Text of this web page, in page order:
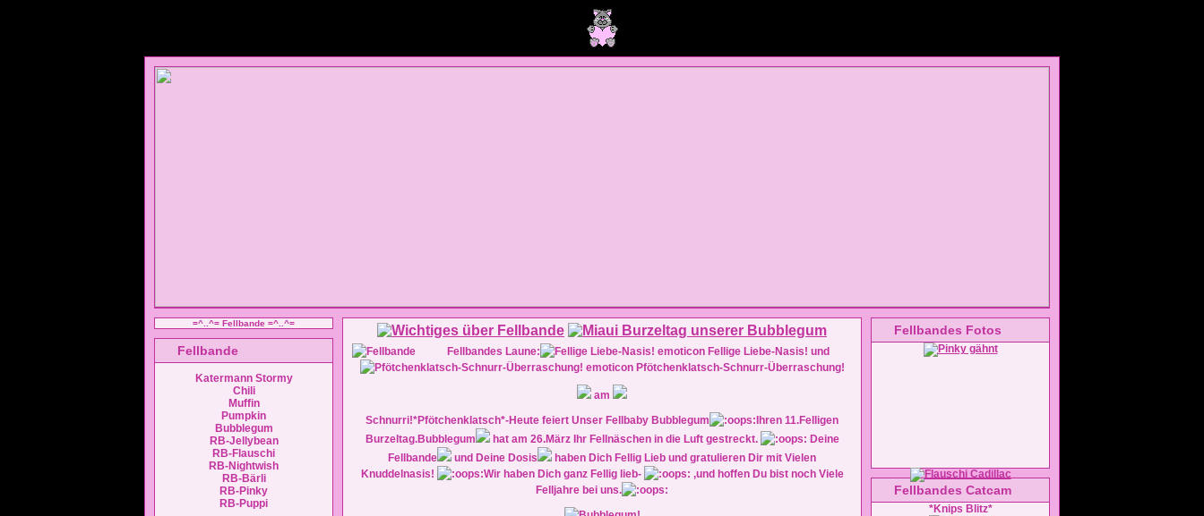
=^..^= Fellbande =^..^=
Fellbande
Katermann Stormy
Chili
Muffin
Pumpkin
Bubblegum
RB-Jellybean
RB-Flauschi
RB-Nightwish
RB-Bärli
RB-Pinky
RB-Puppi
Fellbandes Laune:
Fellige Liebe-Nasis! und
Pfötchenklatsch-Schnurr-Überraschung!
am
Schnurri!*Pfötchenklatsch*-Heute feiert Unser Fellbaby Bubblegum
Ihren 11.Felligen
Burzeltag.Bubblegum
hat am 26.März Ihr Fellnäschen in die Luft gestreckt.
Deine
Fellbande
und Deine Dosis
haben Dich Fellig Lieb und gratulieren Dir mit Vielen
Knuddelnasis!
Wir haben Dich ganz Fellig lieb-
,und hoffen Du bist noch Viele
Felljahre bei uns.
Fellbandes Fotos
Fellbandes Catcam
*Knips Blitz*